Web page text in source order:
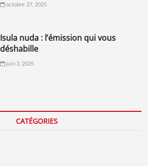
octobre 27, 2025
isula nuda : l’émission qui vous
déshabille
juin 3, 2025
CATÉGORIES